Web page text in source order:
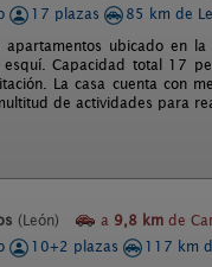
17 plazas
85 km de
ubicado en
Capacidad total 17
La casa cuenta con
de actividades para
(León) a 9,8 km de
10+2 plazas
117 km